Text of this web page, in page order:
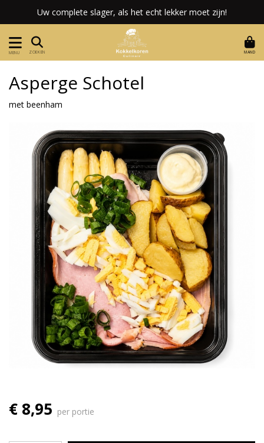
Uw complete slager, als het echt lekker moet zijn!
MENU ZOEKEN MAND
Asperge Schotel
met beenham
€ 8,95 per portie